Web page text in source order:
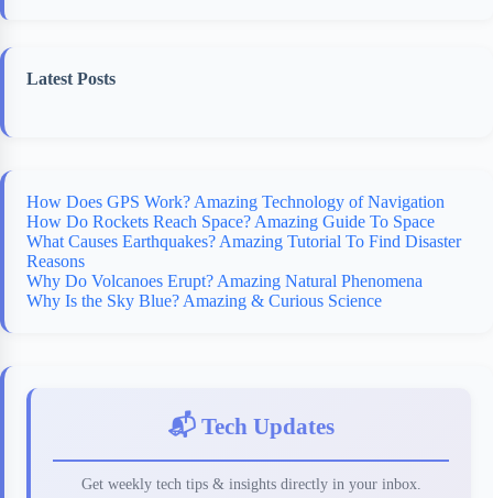
Latest Posts
How Does GPS Work? Amazing Technology of Navigation
How Do Rockets Reach Space? Amazing Guide To Space
What Causes Earthquakes? Amazing Tutorial To Find Disaster
Reasons
Why Do Volcanoes Erupt? Amazing Natural Phenomena
Why Is the Sky Blue? Amazing & Curious Science
📬 Tech Updates
Get weekly tech tips & insights directly in your inbox.